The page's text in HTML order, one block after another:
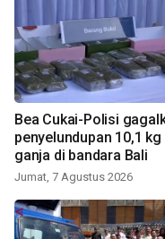
Bea Cukai-Polisi
penyelundupan 10,1 kg
ganja di bandara Bali
Jumat, 7 Agustus 2026